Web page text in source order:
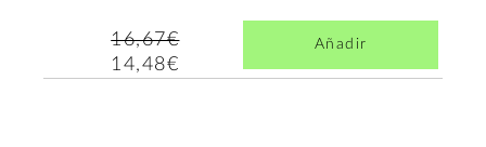
16,67€
14,48€
Añadir